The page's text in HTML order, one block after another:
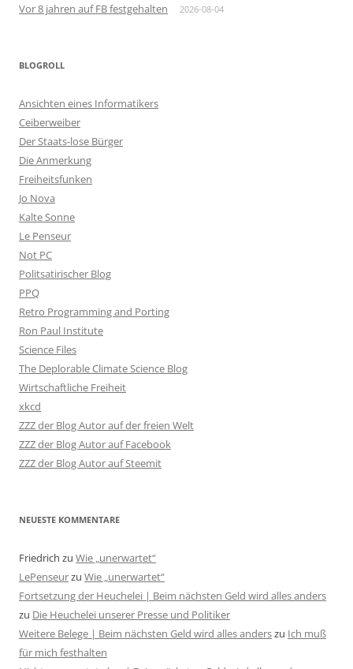
Vor 8 jahren auf FB festgehalten 2026-08-04
BLOGROLL
Ansichten eines Informatikers
Ceiberweiber
Der Staats-lose Bürger
Die Anmerkung
Freiheitsfunken
Jo Nova
Kalte Sonne
Le Penseur
Not PC
Politsatirischer Blog
PPQ
Retro Programming and Porting
Ron Paul Institute
Science Files
The Deplorable Climate Science Blog
Wirtschaftliche Freiheit
xkcd
ZZZ der Blog Autor auf der freien Welt
ZZZ der Blog Autor auf Facebook
ZZZ der Blog Autor auf Steemit
NEUESTE KOMMENTARE
Friedrich zu Wie „unerwartet“
LePenseurzu Wie „unerwartet“
Fortsetzung der Heuchelei | Beim nächsten Geld wird alles anders
zu Die Heuchelei unserer Presse und Politiker
Weitere Belege | Beim nächsten Geld wird alles anderszu Ich muß
für mich festhalten